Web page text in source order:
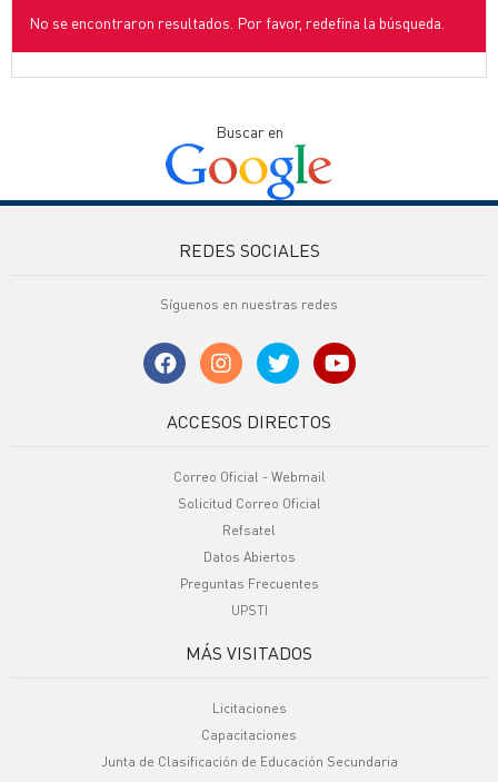
No se encontraron resultados. Por favor, redefina la búsqueda.
Buscar en
REDES SOCIALES
Síguenos en nuestras redes
ACCESOS DIRECTOS
Correo Oficial - Webmail
Solicitud Correo Oficial
Refsatel
Datos Abiertos
Preguntas Frecuentes
UPSTI
MÁS VISITADOS
Licitaciones
Capacitaciones
Junta de Clasificación de Educación Secundaria